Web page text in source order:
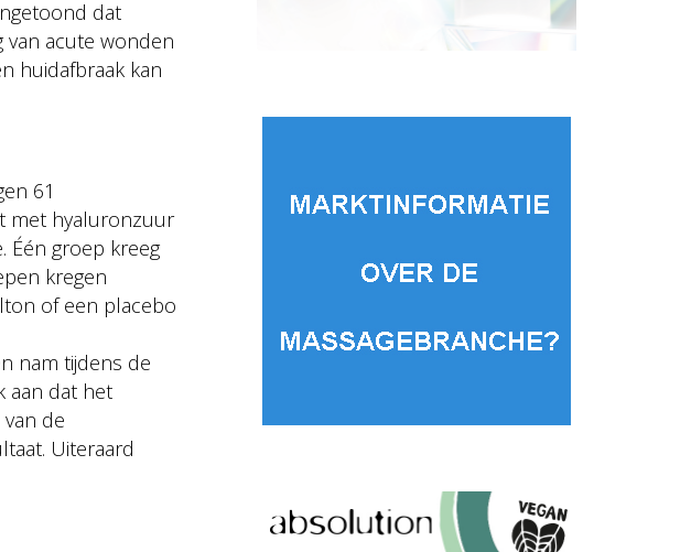
dat
acute wonden
huidafbraak kan
61
met hyaluronzuur
Één groep kreeg
kregen
of een placebo
nam tijdens de
aan dat het
de
Uiteraard